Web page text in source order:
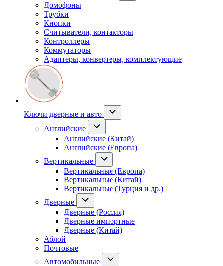
Домофоны
Трубки
Кнопки
Считыватели, контакторы
Контроллеры
Коммутаторы
Адаптеры, конвертеры, комплектующие
Ключи дверные и авто
Английские
Английские (Китай)
Английские (Европа)
Вертикальные
Вертикальные (Европа)
Вертикальные (Китай)
Вертикальные (Турция и др.)
Дверные
Дверные (Россия)
Дверные импортные
Дверные (Китай)
Аблой
Почтовые
Автомобильные